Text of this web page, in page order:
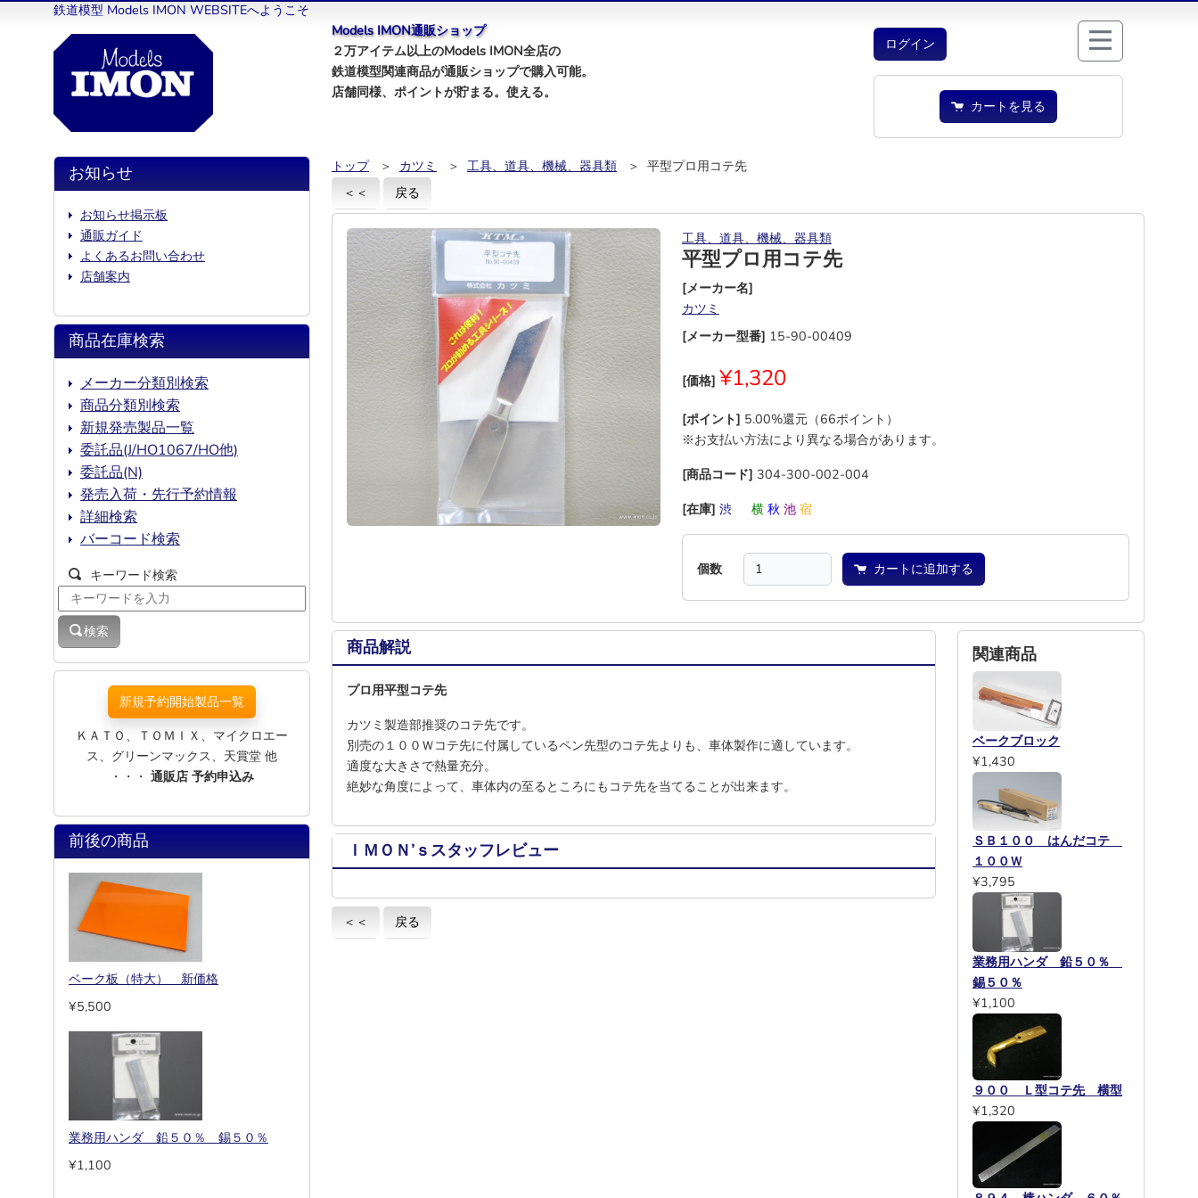
鉄道模型 Models IMON WEBSITEへようこそ
Models IMON通販ショップ
２万アイテム以上のModels IMON全店の
鉄道模型関連商品が通販ショップで購入可能。
店舗同様、ポイントが貯まる。使える。
ログイン
カートを見る
トップ ＞ カツミ ＞ 工具、道具、機械、器具類
＞ 平型プロ用コテ先
＜＜
戻る
工具、道具、機械、器具類
平型プロ用コテ先
[メーカー名]
カツミ
[メーカー型番] 15-90-00409
[価格] ¥1,320
[ポイント] 5.00%還元（66ポイント）
※お支払い方法により異なる場合があります。
[商品コード] 304-300-002-004
[在庫] 渋 横 秋 池 宿
個数 カートに追加する
商品解説
プロ用平型コテ先
カツミ製造部推奨のコテ先です。
別売の１００Ｗコテ先に付属しているペン先型のコテ先よりも、車体製作に適しています。
適度な大きさで熱量充分。
絶妙な角度によって、車体内の至るところにもコテ先を当てることが出来ます。
ＩＭＯＮ’ｓスタッフレビュー
＜＜ 戻る
関連商品
ベークブロック
¥1,430
ＳＢ１００ はんだコテ
１００Ｗ
¥3,795
業務用ハンダ 鉛５０％
錫５０％
¥1,100
９００ Ｌ型コテ先 横型
¥1,320
お知らせ
お知らせ掲示板
通販ガイド
よくあるお問い合わせ
店舗案内
商品在庫検索
メーカー分類別検索
商品分類別検索
新規発売製品一覧
委託品(J/HO1067/HO他)
委託品(N)
発売入荷・先行予約情報
詳細検索
バーコード検索
キーワード検索
検索
新規予約開始製品一覧
ＫＡＴＯ、ＴＯＭＩＸ、マイクロエー
ス、グリーンマックス、天賞堂 他
・・・ 通販店 予約申込み
前後の商品
ベーク板（特大） 新価格
¥5,500
業務用ハンダ 鉛５０％ 錫５０％
¥1,100